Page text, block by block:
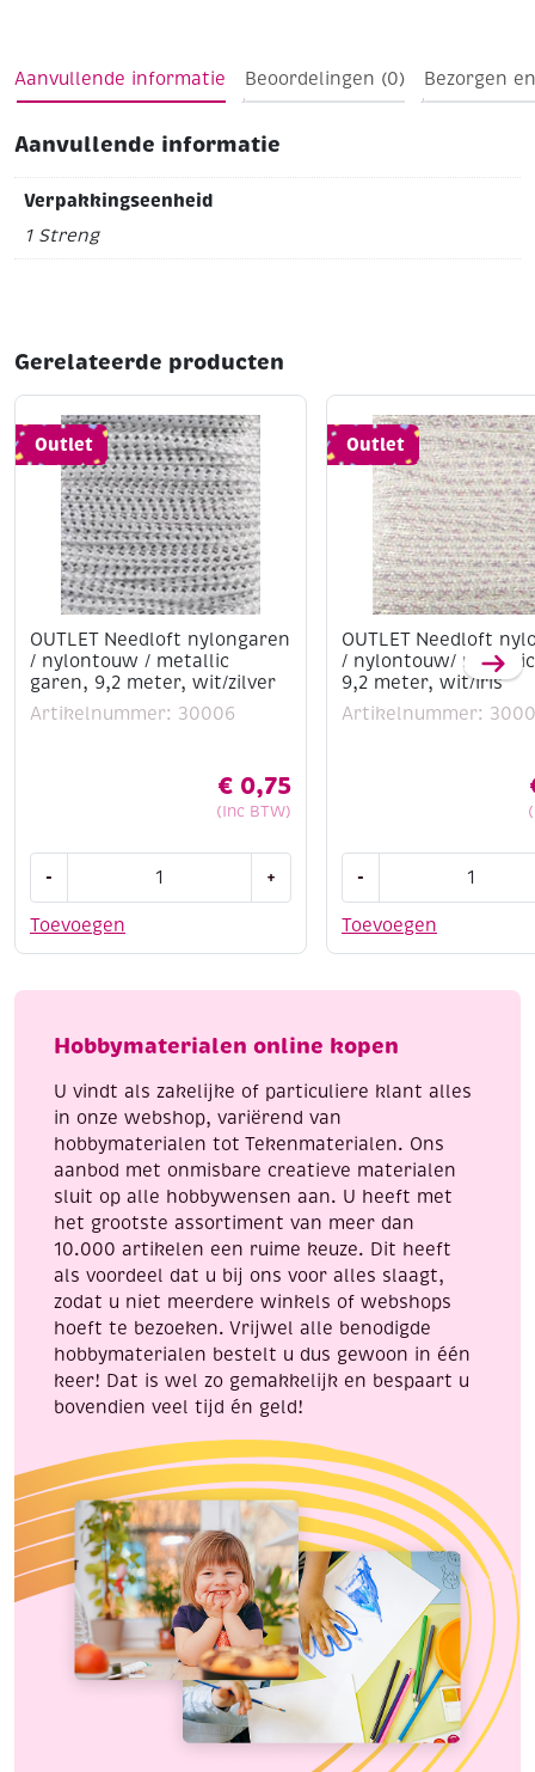
Aanvullende informatie Beoordelingen (0) Bezorgen
Aanvullende informatie
Verpakkingseenheid
1 Streng
Gerelateerde producten
Outlet
OUTLET Needloft nylongaren
/ nylontouw / metallic
garen, 9,2 meter, wit/zilver
Artikelnummer: 30006
€ 0,75
(Inc BTW)
Toevoegen
-
nylongaren
/
garen,
meter,
wit/zilver
aantal
+
Outlet
OUTLET Needloft
/ nylontouw/
9,2 meter, wit/iris
Artikelnummer:
Toevoegen
-
nylongaren
metallic
9,2
wit/iris
Hobbymaterialen online kopen
U vindt als zakelijke of particuliere klant alles
in onze webshop, variërend van
hobbymaterialen tot Tekenmaterialen. Ons
aanbod met onmisbare creatieve materialen
sluit op alle hobbywensen aan. U heeft met
het grootste assortiment van meer dan
10.000 artikelen een ruime keuze. Dit heeft
als voordeel dat u bij ons voor alles slaagt,
zodat u niet meerdere winkels of webshops
hoeft te bezoeken. Vrijwel alle benodigde
hobbymaterialen bestelt u dus gewoon in één
keer! Dat is wel zo gemakkelijk en bespaart u
bovendien veel tijd én geld!